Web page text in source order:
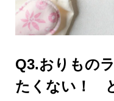
Q3.おりもの
たくない！